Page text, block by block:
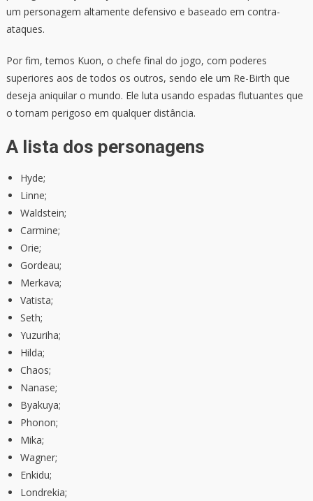
um personagem altamente defensivo e baseado em contra-
ataques.
Por fim, temos Kuon, o chefe final do jogo, com poderes
superiores aos de todos os outros, sendo ele um Re-Birth que
deseja aniquilar o mundo. Ele luta usando espadas flutuantes que
o tornam perigoso em qualquer distância.
A lista dos personagens
Hyde;
Linne;
Waldstein;
Carmine;
Orie;
Gordeau;
Merkava;
Vatista;
Seth;
Yuzuriha;
Hilda;
Chaos;
Nanase;
Byakuya;
Phonon;
Mika;
Wagner;
Enkidu;
Londrekia;